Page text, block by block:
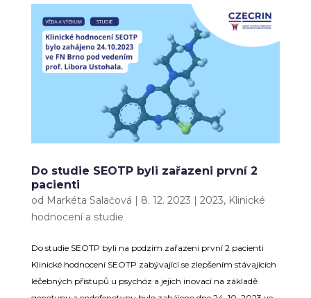
Do studie SEOTP byli zařazeni první 2
pacienti
od Markéta Salačová 8. 12. 2023 2023, Klinické
hodnocení a studie
Do studie SEOTP byli na podzim zařazeni první 2 pacienti
Klinické hodnocení SEOTP zabývající se zlepšením stávajících
léčebných přístupů u psychóz a jejich inovací na základě